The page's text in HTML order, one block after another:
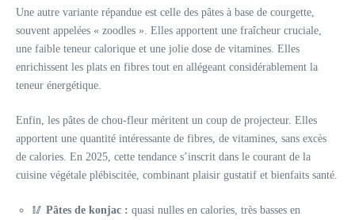
Une autre variante répandue est celle des pâtes à base de courgette,
souvent appelées « zoodles ». Elles apportent une fraîcheur cruciale,
une faible teneur calorique et une jolie dose de vitamines. Elles
enrichissent les plats en fibres tout en allégeant considérablement la
teneur énergétique.
Enfin, les pâtes de chou-fleur méritent un coup de projecteur. Elles
apportent une quantité intéressante de fibres, de vitamines, sans excès
de calories. En 2025, cette tendance s’inscrit dans le courant de la
cuisine végétale plébiscitée, combinant plaisir gustatif et bienfaits santé.
🥢 Pâtes de konjac : quasi nulles en calories, très basses en